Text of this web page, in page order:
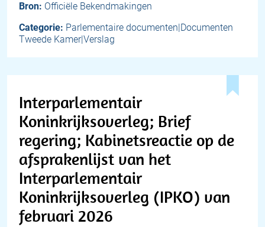
Bron: Officiële Bekendmakingen
Categorie: Parlementaire documenten|Documenten
Tweede Kamer|Verslag
Interparlementair
Koninkrijksoverleg; Brief
regering; Kabinetsreactie op de
afsprakenlijst van het
Interparlementair
Koninkrijksoverleg (IPKO) van
februari 2026